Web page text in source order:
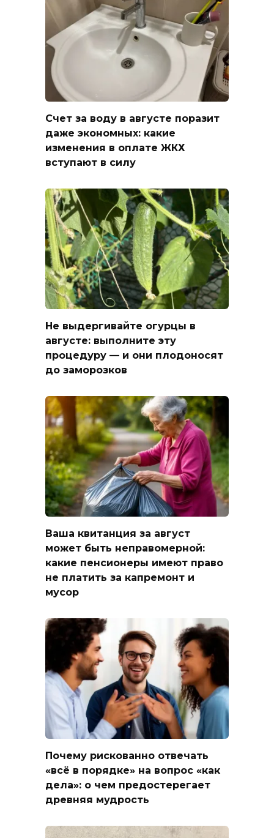
Счет за воду в августе поразит
даже экономных: какие
изменения в оплате ЖКХ
вступают в силу
Не выдергивайте огурцы в
августе: выполните эту
процедуру — и они плодоносят
до заморозков
Ваша квитанция за август
может быть неправомерной:
какие пенсионеры имеют право
не платить за капремонт и
мусор
Почему рискованно отвечать
«всё в порядке» на вопрос «как
дела»: о чем предостерегает
древняя мудрость